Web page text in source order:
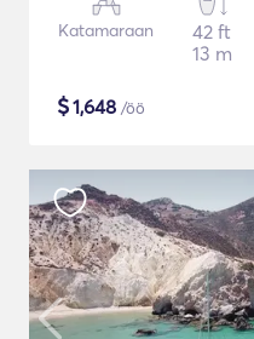
Katamaraan
42 ft
13 m
$1,648 /öö